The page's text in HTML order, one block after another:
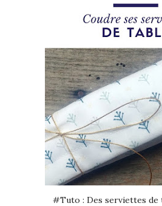
#Tuto : Des serviettes de